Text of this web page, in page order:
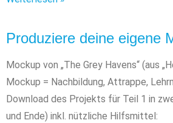
Produziere deine eigene
Mockup von „The Grey Havens“ (aus
Mockup = Nachbildung, Attrappe,
Download des Projekts für Teil 1 in
und Ende) inkl. nützliche Hilfsmittel: